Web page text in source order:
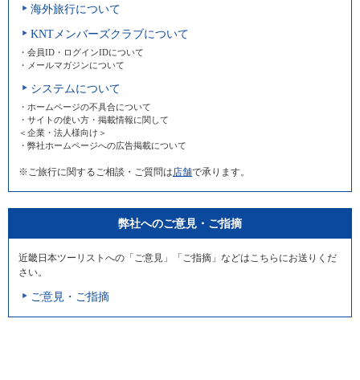
海外旅行について
KNTメンバーズクラブについて
・会員ID・ログインIDについて
・メールマガジンについて
システムについて
・ホームページの不具合について
・サイトの使い方・掲載情報に関して
＜企業・法人様向け＞
・弊社ホームページへの広告掲載について
※ご旅行に関するご相談・ご質問は 店舗で承ります。
弊社へのご意見・ご指摘
近畿日本ツーリストへの「ご意見」「ご指摘」などはこちらにお送りくだ
さい。
ご意見・ご指摘